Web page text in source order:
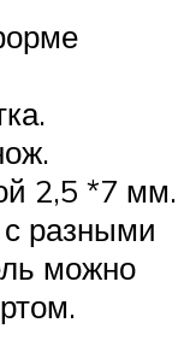
2,5 *7 мм.
с разными
можно